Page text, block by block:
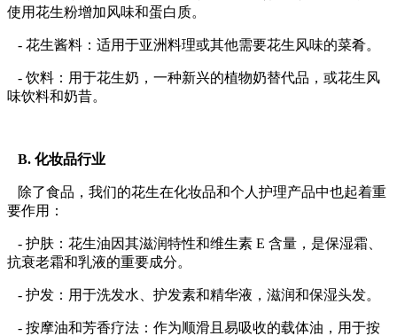
使用花生粉增加风味和蛋白质。
- 花生酱料：适用于亚洲料理或其他需要花生风味的菜肴。
- 饮料：用于花生奶，一种新兴的植物奶替代品，或花生风
味饮料和奶昔。
B. 化妆品行业
除了食品，我们的花生在化妆品和个人护理产品中也起着重
要作用：
- 护肤：花生油因其滋润特性和维生素 E 含量，是保湿霜、
抗衰老霜和乳液的重要成分。
- 护发：用于洗发水、护发素和精华液，滋润和保湿头发。
- 按摩油和芳香疗法：作为顺滑且易吸收的载体油，用于按